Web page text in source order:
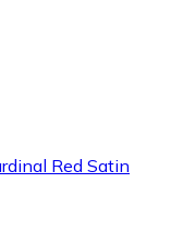
Red Satin